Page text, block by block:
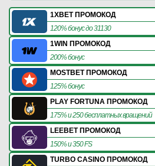
1XBET ПРОМОКОД
120% бонус до 31130
1WIN ПРОМОКОД
200% бонус
MOSTBET ПРОМОКОД
125% бонус
PLAY FORTUNA ПРОМОКОД
175% и 250 бесплатных вращений
LEEBET ПРОМОКОД
150% и 350 FS
TURBO CASINO ПРОМОКОД